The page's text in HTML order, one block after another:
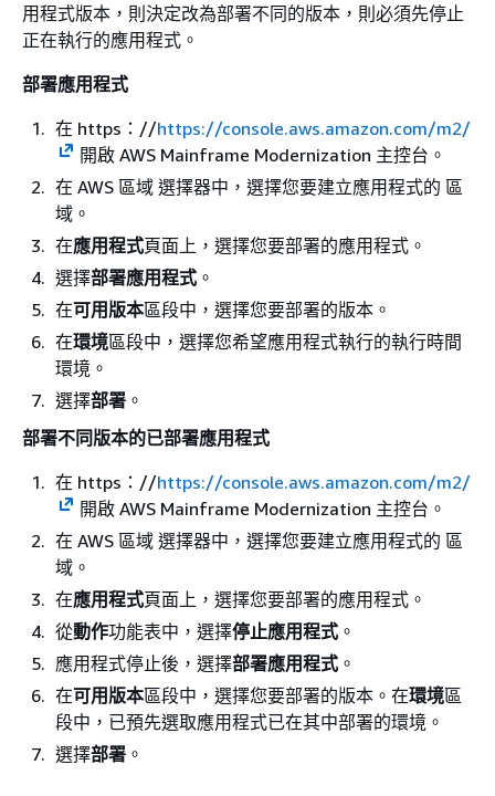
用程式版本，則決定改為部署不同的版本，則必須先停止
正在執行的應用程式。
部署應用程式
在 https：//https://console.aws.amazon.com/m2/
開啟 AWS Mainframe Modernization 主控台。
在 AWS 區域 選擇器中，選擇您要建立應用程式的 區
域。
在應用程式頁面上，選擇您要部署的應用程式。
選擇部署應用程式 。
在可用版本區段中，選擇您要部署的版本。
在環境區段中，選擇您希望應用程式執行的執行時間
環境。
選擇部署 。
部署不同版本的已部署應用程式
在 https：//https://console.aws.amazon.com/m2/
開啟 AWS Mainframe Modernization 主控台。
在 AWS 區域 選擇器中，選擇您要建立應用程式的 區
域。
在應用程式頁面上，選擇您要部署的應用程式。
從動作功能表中，選擇停止應用程式 。
應用程式停止後，選擇部署應用程式 。
在可用版本區段中，選擇您要部署的版本。在環境區
段中，已預先選取應用程式已在其中部署的環境。
選擇部署 。